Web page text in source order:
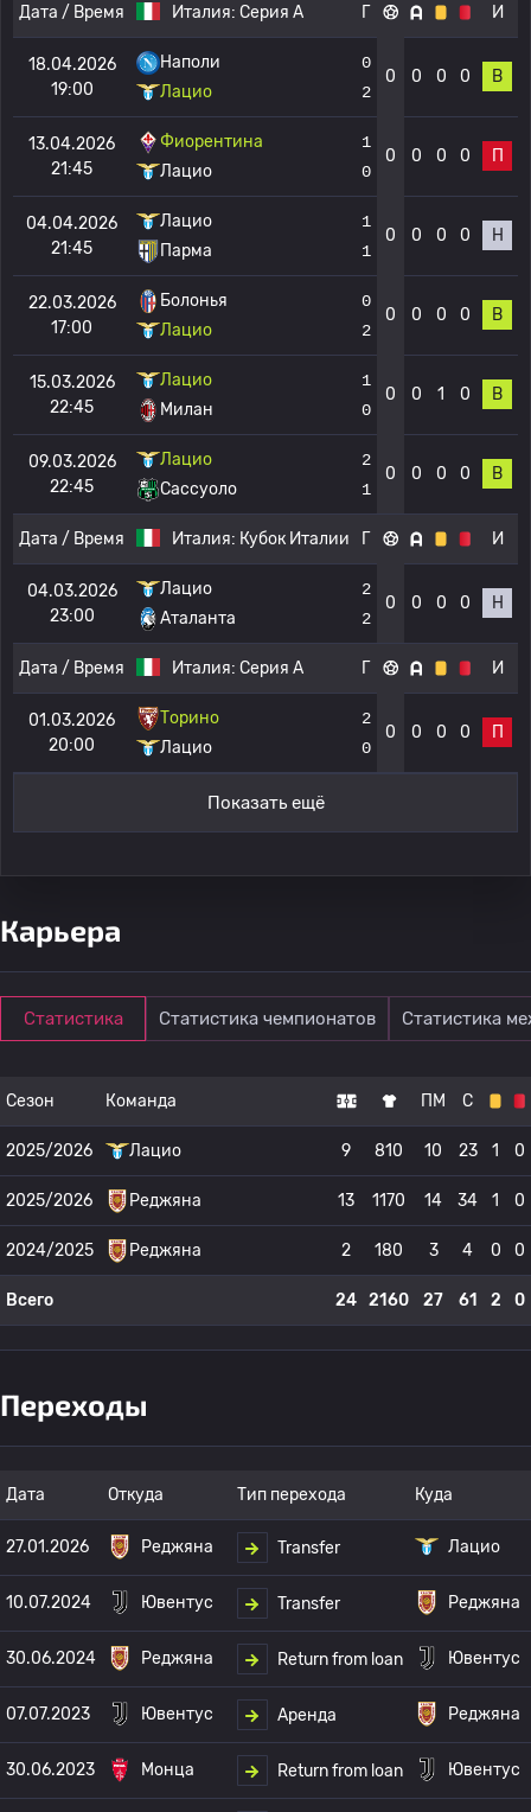
Дата / Время Италия: Серия А Г И
18.04.2026
19:00
Наполи
Лацио
0
2
0 0 0 0 В
13.04.2026
21:45
Фиорентина
Лацио
1
0
0 0 0 0 П
04.04.2026
21:45
Лацио
Парма
1
1
0 0 0 0 Н
22.03.2026
17:00
Болонья
Лацио
0
2
0 0 0 0 В
15.03.2026
22:45
Лацио
Милан
1
0
0 0 1 0 В
09.03.2026
22:45
Лацио
Сассуоло
2
1
0 0 0 0 В
Дата / Время Италия: Кубок Италии Г И
04.03.2026
23:00
Лацио
Аталанта
2
2
0 0 0 0 Н
Дата / Время Италия: Серия А Г И
01.03.2026
20:00
Торино
Лацио
2
0
0 0 0 0 П
Показать ещё
Карьера
Статистика Статистика чемпионатов Статистика
Сезон Команда ПМ С
2025/2026 Лацио 9 810 10 23 1 0
2025/2026 Реджяна 13 1170 14 34 1 0
2024/2025 Реджяна 2 180 3 4 0 0
Всего 24 2160 27 61 2 0
Переходы
Дата Откуда Тип перехода Куда
27.01.2026 Реджяна Transfer Лацио
10.07.2024 Ювентус Transfer Реджяна
30.06.2024 Реджяна Return from loan Ювентус
07.07.2023 Ювентус Аренда Реджяна
30.06.2023 Монца Return from loan Ювентус